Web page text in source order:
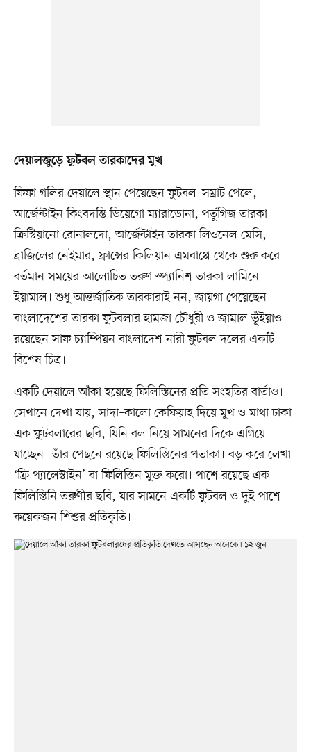
দেয়ালজুড়ে ফুটবল তারকাদের মুখ
ফিফা গলির দেয়ালে স্থান পেয়েছেন ফুটবল–সম্রাট পেলে,
আর্জেন্টাইন কিংবদন্তি ডিয়েগো ম্যারাডোনা, পর্তুগিজ তারকা
ক্রিস্টিয়ানো রোনালদো, আর্জেন্টাইন তারকা লিওনেল মেসি,
ব্রাজিলের নেইমার, ফ্রান্সের কিলিয়ান এমবাপ্পে থেকে শুরু করে
বর্তমান সময়ের আলোচিত তরুণ স্প্যানিশ তারকা লামিনে
ইয়ামাল। শুধু আন্তর্জাতিক তারকারাই নন, জায়গা পেয়েছেন
বাংলাদেশের তারকা ফুটবলার হামজা চৌধুরী ও জামাল ভূঁইয়াও।
রয়েছেন সাফ চ্যাম্পিয়ন বাংলাদেশ নারী ফুটবল দলের একটি
বিশেষ চিত্র।
একটি দেয়ালে আঁকা হয়েছে ফিলিস্তিনের প্রতি সংহতির বার্তাও।
সেখানে দেখা যায়, সাদা–কালো কেফিয়াহ দিয়ে মুখ ও মাথা ঢাকা
এক ফুটবলারের ছবি, যিনি বল নিয়ে সামনের দিকে এগিয়ে
যাচ্ছেন। তাঁর পেছনে রয়েছে ফিলিস্তিনের পতাকা। বড় করে লেখা
‘ফ্রি প্যালেস্টাইন’ বা ফিলিস্তিন মুক্ত করো। পাশে রয়েছে এক
ফিলিস্তিনি তরুণীর ছবি, যার সামনে একটি ফুটবল ও দুই পাশে
কয়েকজন শিশুর প্রতিকৃতি।